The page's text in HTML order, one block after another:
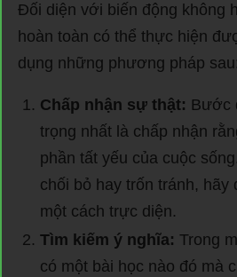
Đối diện với biến động không
hoàn toàn có thể thực hiện
dụng những phương pháp sau:
Chấp nhận sự thật: Bước
trọng nhất là chấp nhận
phần tất yếu của cuộc
chối bỏ hay trốn tránh,
một cách trực diện.
Tìm kiếm ý nghĩa: Trong
có một bài học nào đó mà